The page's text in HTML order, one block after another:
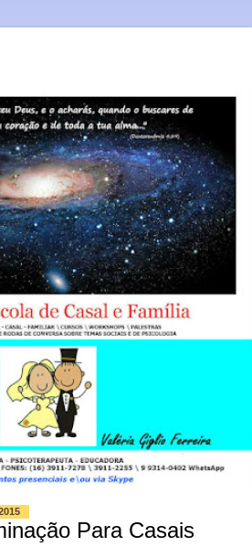
Para Casais